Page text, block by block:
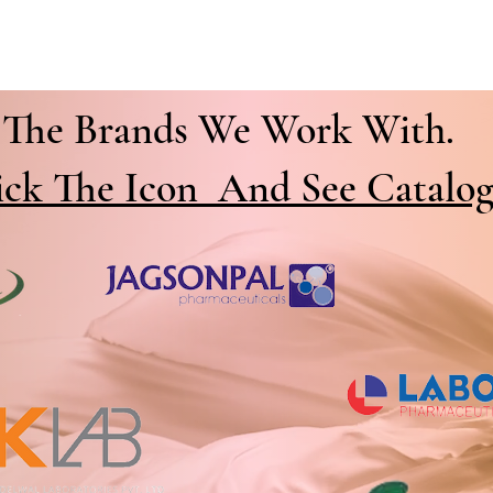
The Brands We Work With.
The Icon And See